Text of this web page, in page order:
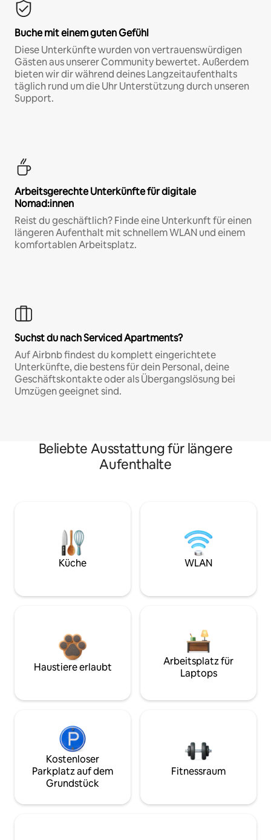
Buche mit einem guten Gefühl
Diese Unterkünfte wurden von vertrauenswürdigen
Gästen aus unserer Community bewertet. Außerdem
bieten wir dir während deines Langzeitaufenthalts
täglich rund um die Uhr Unterstützung durch unseren
Support.
Arbeitsgerechte Unterkünfte für digitale
Nomad:innen
Reist du geschäftlich? Finde eine Unterkunft für einen
längeren Aufenthalt mit schnellem WLAN und einem
komfortablen Arbeitsplatz.
Suchst du nach Serviced Apartments?
Auf Airbnb findest du komplett eingerichtete
Unterkünfte, die bestens für dein Personal, deine
Geschäftskontakte oder als Übergangslösung bei
Umzügen geeignet sind.
Beliebte Ausstattung für längere
Aufenthalte
Küche WLAN
Haustiere erlaubt
Arbeitsplatz für
Laptops
Kostenloser
Parkplatz auf dem
Grundstück
Fitnessraum